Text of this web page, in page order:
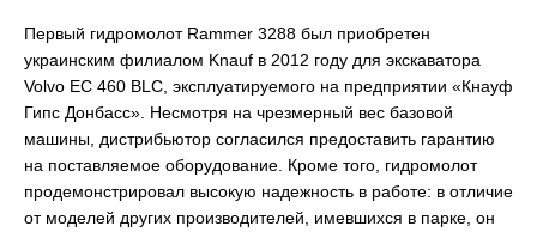
Первый гидромолот Rammer 3288 был приобретен
украинским филиалом Knauf в 2012 году для экскаватора
Volvo EC 460 BLC, эксплуатируемого на предприятии «Кнауф
Гипс Донбасс». Несмотря на чрезмерный вес базовой
машины, дистрибьютор согласился предоставить гарантию
на поставляемое оборудование. Кроме того, гидромолот
продемонстрировал высокую надежность в работе: в отличие
от моделей других производителей, имевшихся в парке, он